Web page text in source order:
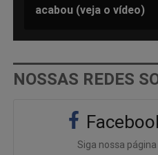
acabou (veja o vídeo)
NOSSAS REDES
Siga nossa página